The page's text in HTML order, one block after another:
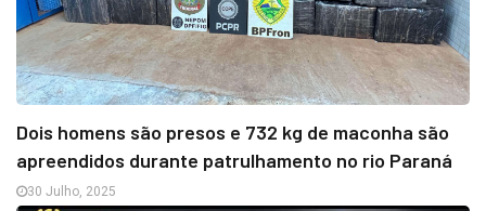
Dois homens são presos e 732 kg de maconha são
apreendidos durante patrulhamento no rio Paraná
30 Julho, 2025